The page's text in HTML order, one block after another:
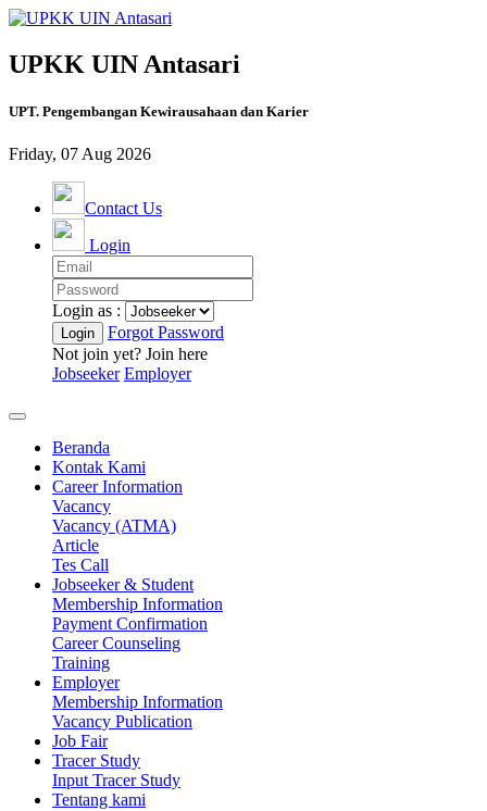
UPKK UIN Antasari
UPT. Pengembangan Kewirausahaan dan Karier
Friday, 07 Aug 2026
Contact Us
Login
Login as :
Forgot Password
Not join yet? Join here
Jobseeker Employer
Beranda
Kontak Kami
Career Information
Vacancy
Vacancy (ATMA)
Article
Tes Call
Jobseeker & Student
Membership Information
Payment Confirmation
Career Counseling
Training
Employer
Membership Information
Vacancy Publication
Job Fair
Tracer Study
Input Tracer Study
Tentang kami